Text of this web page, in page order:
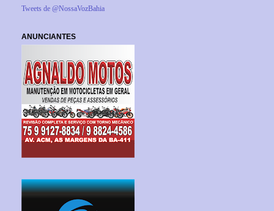
Tweets de @NossaVozBahia
ANUNCIANTES